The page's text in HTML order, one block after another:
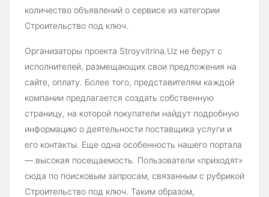
количество объявлений о сервисе из категории
Строительство под ключ.
Организаторы проекта Stroyvitrina.Uz не берут с
исполнителей, размещающих свои предложения на
сайте, оплату. Более того, представителям каждой
компании предлагается создать собственную
страницу, на которой покупатели найдут подробную
информацию о деятельности поставщика услуги и
его контакты. Еще одна особенность нашего портала
— высокая посещаемость. Пользователи «приходят»
сюда по поисковым запросам, связанным с рубрикой
Строительство под ключ. Таким образом,